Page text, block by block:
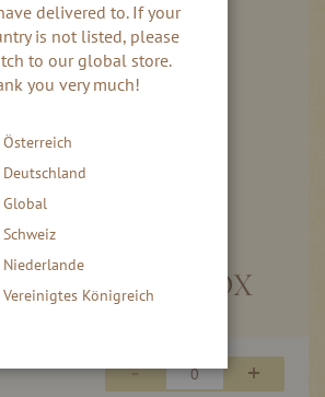
CARAMEL BOX
- +
delivered to. If your
is not listed, please
to our global store.
you very much!
Österreich
Deutschland
Global
Schweiz
Niederlande
Vereinigtes Königreich